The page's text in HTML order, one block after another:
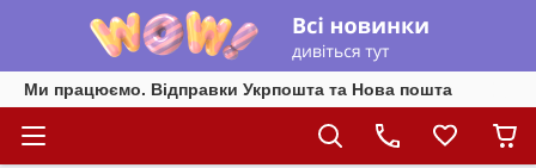
Ми працюємо. Відправки Укрпошта та Нова пошта